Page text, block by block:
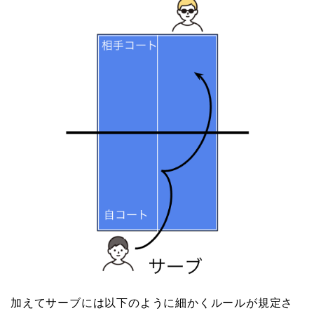
加えてサーブには以下のように細かくルールが規定さ